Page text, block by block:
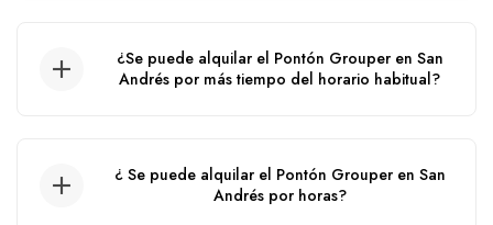
¿Se puede alquilar el Pontón Grouper en San
Andrés por más tiempo del horario habitual?
¿ Se puede alquilar el Pontón Grouper en San
Andrés por horas?